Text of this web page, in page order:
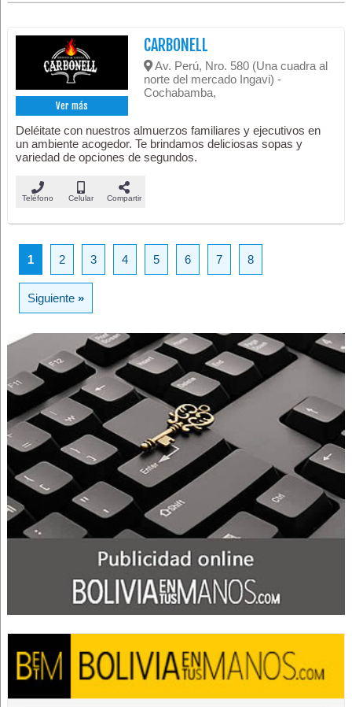
Ver más
CARBONELL
Av. Perú, Nro. 580 (Una cuadra al
norte del mercado Ingavi) -
Cochabamba,
Deléitate con nuestros almuerzos familiares y ejecutivos en
un ambiente acogedor. Te brindamos deliciosas sopas y
variedad de opciones de segundos.
Teléfono Celular Compartir
1 2 3 4 5 6 7 8
Siguiente»